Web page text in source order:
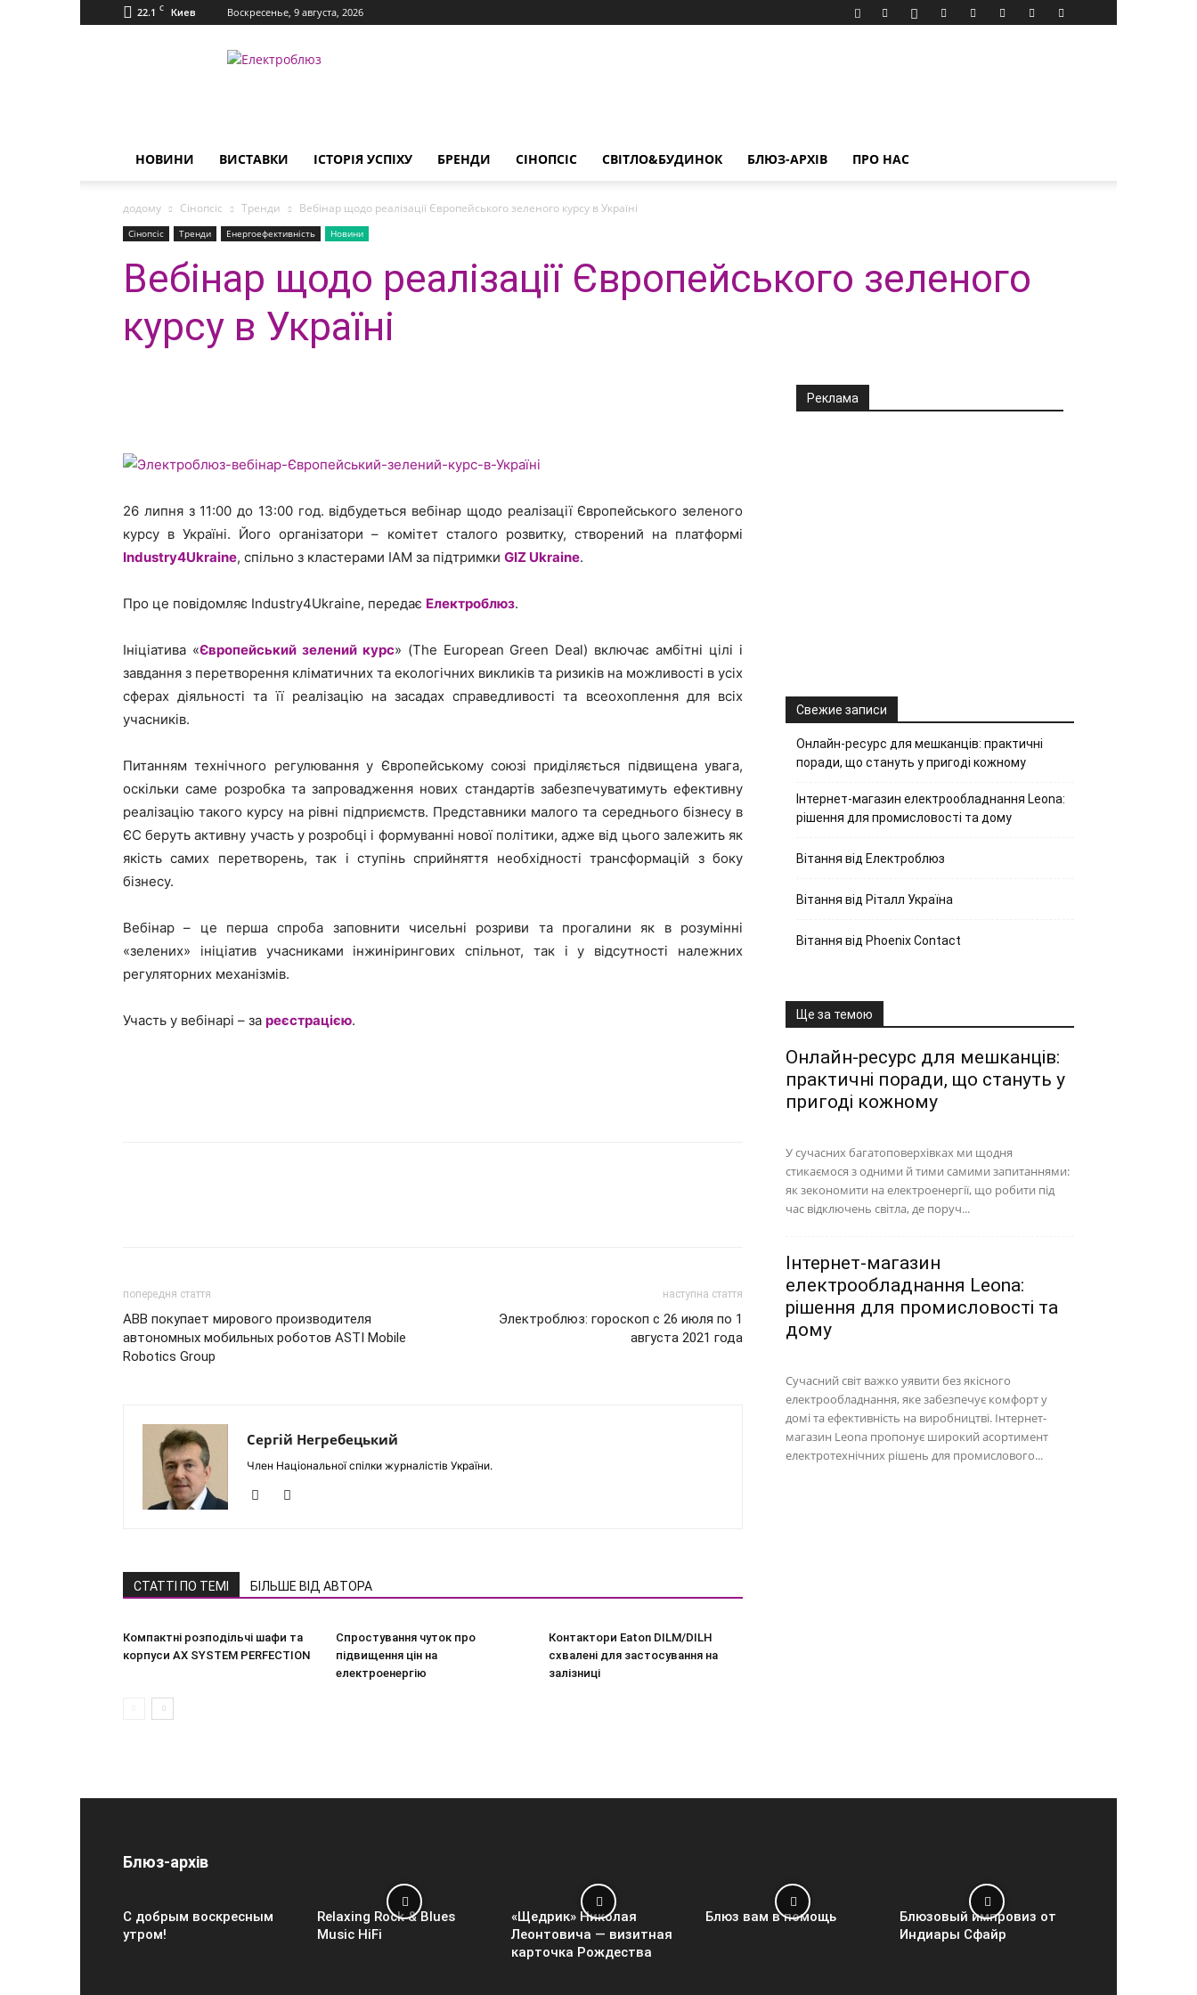
22.1 C Киев Воскресенье, 9 августа, 2026
Електроблюз
НОВИНИ ВИСТАВКИ ІСТОРІЯ УСПІХУ БРЕНДИ СІНОПСІС СВІТЛО&БУДИНОК БЛЮЗ-АРХІВ ПРО НАС
додому Сінопсіс Тренди Вебінар щодо реалізації Європейського зеленого курсу в Україні
Сінопсіс Тренди Енергоефективність Новини
Вебінар щодо реалізації Європейського зеленого
курсу в Україні
26 липня з 11:00 до 13:00 год. відбудеться вебінар щодо реалізації Європейського зеленого
курсу в Україні. Його організатори – комітет сталого розвитку, створений на платформі
Industry4Ukraine, спільно з кластерами ІАМ за підтримки GIZ Ukraine.
Про це повідомляє Industry4Ukraine, передає Електроблюз.
Ініціатива «Європейський зелений курс» (The European Green Deal) включає амбітні цілі і
завдання з перетворення кліматичних та екологічних викликів та ризиків на можливості в усіх
сферах діяльності та її реалізацію на засадах справедливості та всеохоплення для всіх
учасників.
Питанням технічного регулювання у Європейському союзі приділяється підвищена увага,
оскільки саме розробка та запровадження нових стандартів забезпечуватимуть ефективну
реалізацію такого курсу на рівні підприємств. Представники малого та середнього бізнесу в
ЄС беруть активну участь у розробці і формуванні нової політики, адже від цього залежить як
якість самих перетворень, так і ступінь сприйняття необхідності трансформацій з боку
бізнесу.
Вебінар – це перша спроба заповнити чисельні розриви та прогалини як в розумінні
«зелених» ініціатив учасниками інжинірингових спільнот, так і у відсутності належних
регуляторних механізмів.
Участь у вебінарі – за реєстрацією.
попередня стаття
ABB покупает мирового производителя
автономных мобильных роботов ASTI Mobile
Robotics Group
наступна стаття
Электроблюз: гороскоп с 26 июля по 1
августа 2021 года
Сергій Негребецький
Член Національної спілки журналістів України.
СТАТТІ ПО ТЕМІ БІЛЬШЕ ВІД АВТОРА
Компактні розподільчі шафи та
корпуси AX SYSTEM PERFECTION
Спростування чуток про
підвищення цін на
електроенергію
Контактори Eaton DILM/DILH
схвалені для застосування на
залізниці
Реклама
Свежие записи
Онлайн-ресурс для мешканців: практичні
поради, що стануть у пригоді кожному
Інтернет-магазин електрообладнання Leona:
рішення для промисловості та дому
Вітання від Електроблюз
Вітання від Ріталл Україна
Вітання від Phoenix Contact
Ще за темою
Онлайн-ресурс для мешканців:
практичні поради, що стануть у
пригоді кожному
У сучасних багатоповерхівках ми щодня
стикаємося з одними й тими самими запитаннями:
як зекономити на електроенергії, що робити під
час відключень світла, де поруч...
Інтернет-магазин
електрообладнання Leona:
рішення для промисловості та
дому
Сучасний світ важко уявити без якісного
електрообладнання, яке забезпечує комфорт у
домі та ефективність на виробництві. Інтернет-
магазин Leona пропонує широкий асортимент
електротехнічних рішень для промислового...
Блюз-архів
С добрым воскресным
утром!
Relaxing Rock & Blues
Music HiFi
«Щедрик» Николая
Леонтовича — визитная
карточка Рождества
Блюз вам в помощь
Блюзовый импровиз от
Индиары Сфайр